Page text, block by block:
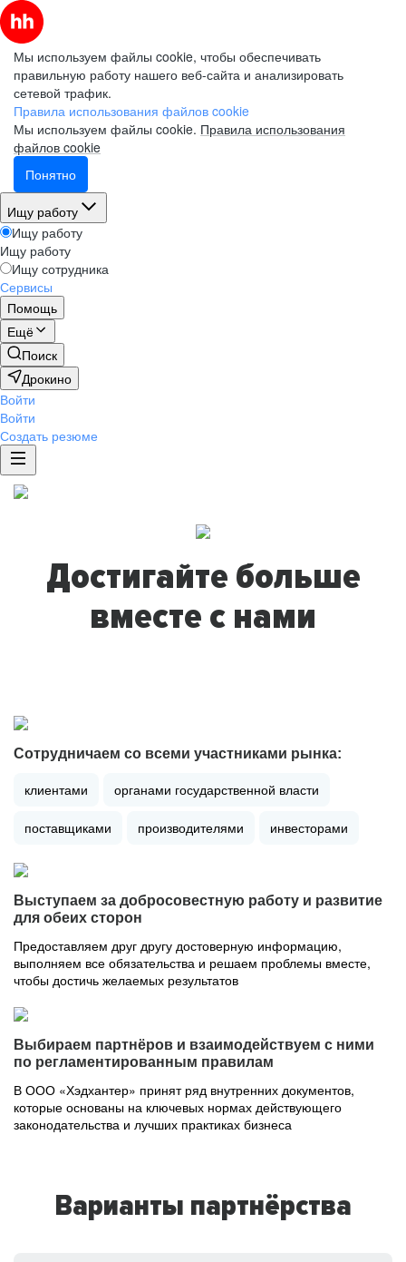
Мы используем файлы cookie, чтобы обеспечивать
правильную работу нашего веб-сайта и анализировать
сетевой трафик.
Правила использования файлов cookie
Мы используем файлы cookie. Правила использования
файлов cookie
Понятно
Ищу работу
Ищу работу
Ищу работу
Ищу сотрудника
Сервисы
Помощь
Ещё
Поиск
Дрокино
Войти
Войти
Создать резюме
Достигайте больше
вместе с нами
Сотрудничаем со всеми участниками рынка:
клиентами органами государственной власти
поставщиками производителями инвесторами
Выступаем за добросовестную работу и развитие
для обеих сторон
Предоставляем друг другу достоверную информацию,
выполняем все обязательства и решаем проблемы вместе,
чтобы достичь желаемых результатов
Выбираем партнёров и взаимодействуем с ними
по регламентированным правилам
В ООО «Хэдхантер» принят ряд внутренних документов,
которые основаны на ключевых нормах действующего
законодательства и лучших практиках бизнеса
Варианты партнёрства